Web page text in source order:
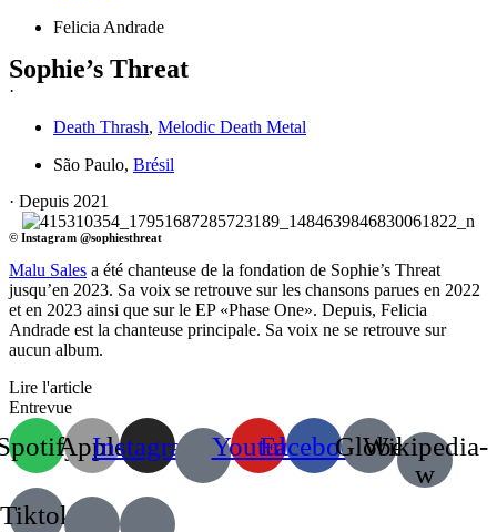
Felicia Andrade
Sophie’s Threat
·
Death Thrash, Melodic Death Metal
São Paulo, Brésil
· Depuis 2021
© Instagram @sophiesthreat
Malu Sales a été chanteuse de la fondation de Sophie’s Threat
jusqu’en 2023. Sa voix se retrouve sur les chansons parues en 2022
et en 2023 ainsi que sur le EP «Phase One». Depuis, Felicia
Andrade est la chanteuse principale. Sa voix ne se retrouve sur
aucun album.
Lire l'article
Entrevue
AppleInstagram YoutubeFacebookGlobe
Wikipedia-
w
Tiktok